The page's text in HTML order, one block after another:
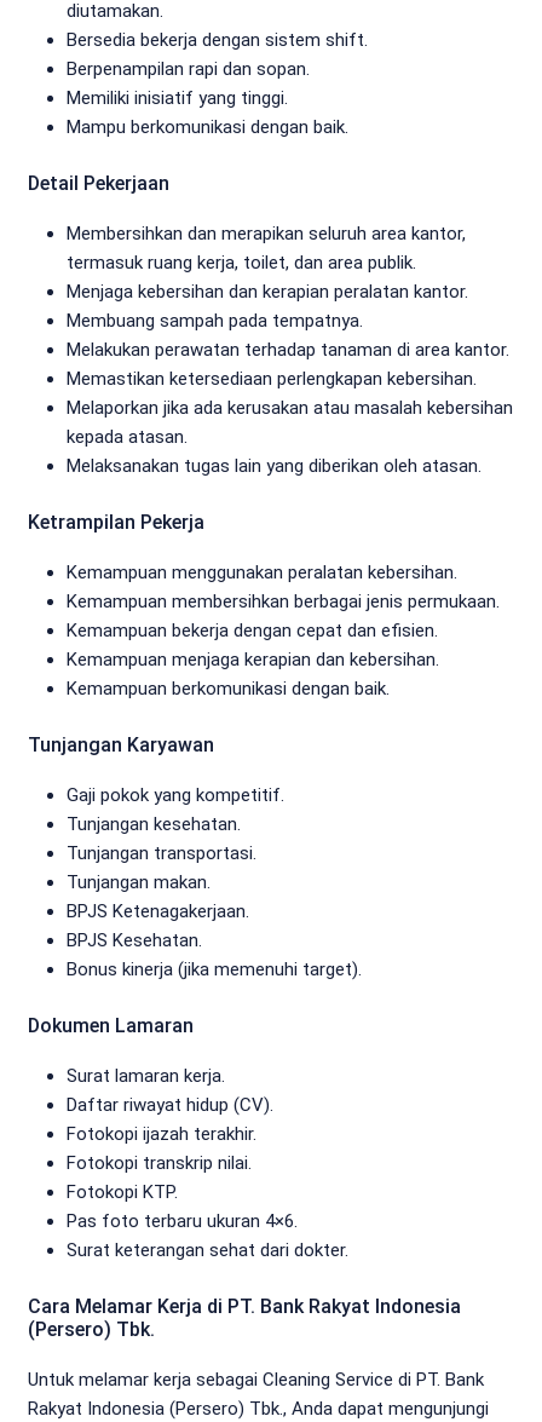
diutamakan.
Bersedia bekerja dengan sistem shift.
Berpenampilan rapi dan sopan.
Memiliki inisiatif yang tinggi.
Mampu berkomunikasi dengan baik.
Detail Pekerjaan
Membersihkan dan merapikan seluruh area kantor,
termasuk ruang kerja, toilet, dan area publik.
Menjaga kebersihan dan kerapian peralatan kantor.
Membuang sampah pada tempatnya.
Melakukan perawatan terhadap tanaman di area kantor.
Memastikan ketersediaan perlengkapan kebersihan.
Melaporkan jika ada kerusakan atau masalah kebersihan
kepada atasan.
Melaksanakan tugas lain yang diberikan oleh atasan.
Ketrampilan Pekerja
Kemampuan menggunakan peralatan kebersihan.
Kemampuan membersihkan berbagai jenis permukaan.
Kemampuan bekerja dengan cepat dan efisien.
Kemampuan menjaga kerapian dan kebersihan.
Kemampuan berkomunikasi dengan baik.
Tunjangan Karyawan
Gaji pokok yang kompetitif.
Tunjangan kesehatan.
Tunjangan transportasi.
Tunjangan makan.
BPJS Ketenagakerjaan.
BPJS Kesehatan.
Bonus kinerja (jika memenuhi target).
Dokumen Lamaran
Surat lamaran kerja.
Daftar riwayat hidup (CV).
Fotokopi ijazah terakhir.
Fotokopi transkrip nilai.
Fotokopi KTP.
Pas foto terbaru ukuran 4×6.
Surat keterangan sehat dari dokter.
Cara Melamar Kerja di PT. Bank Rakyat Indonesia
(Persero) Tbk.
Untuk melamar kerja sebagai Cleaning Service di PT. Bank
Rakyat Indonesia (Persero) Tbk., Anda dapat mengunjungi